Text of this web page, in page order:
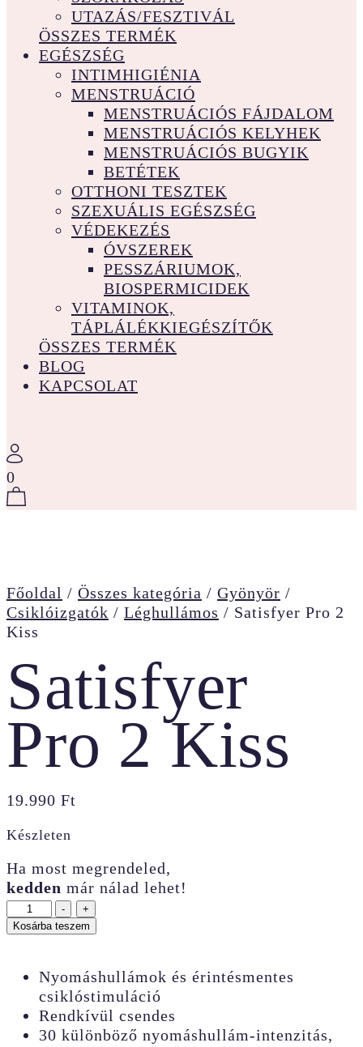
UTAZÁS/FESZTIVÁL
ÖSSZES TERMÉK
EGÉSZSÉG
INTIMHIGIÉNIA
MENSTRUÁCIÓ
MENSTRUÁCIÓS FÁJDALOM
MENSTRUÁCIÓS KELYHEK
MENSTRUÁCIÓS BUGYIK
BETÉTEK
OTTHONI TESZTEK
SZEXUÁLIS EGÉSZSÉG
VÉDEKEZÉS
ÓVSZEREK
PESSZÁRIUMOK,
BIOSPERMICIDEK
VITAMINOK,
TÁPLÁLÉKKIEGÉSZÍTŐK
ÖSSZES TERMÉK
BLOG
KAPCSOLAT
0
Főoldal / Összes kategória / Gyönyör /
Csiklóizgatók / Léghullámos / Satisfyer Pro 2
Kiss
Satisfyer
Pro 2 Kiss
19.990 Ft
Készleten
Ha most megrendeled,
kedden már nálad lehet!
-
Satisfyer
Pro
mennyiség
+
Kosárba teszem
Nyomáshullámok és érintésmentes
csiklóstimuláció
Rendkívül csendes
30 különböző nyomáshullám-intenzitás,